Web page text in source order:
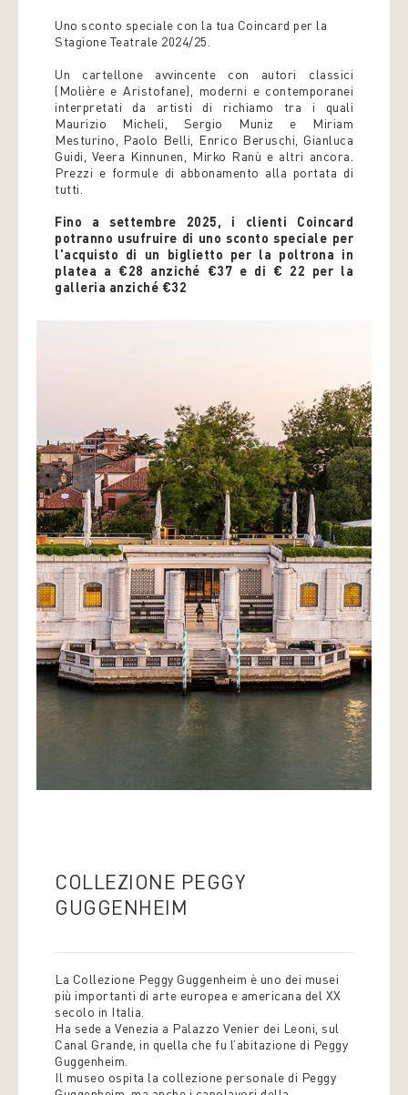
Uno sconto speciale con la tua Coincard per la
Stagione Teatrale 2024/25.
Un cartellone avvincente con autori classici
(Molière e Aristofane), moderni e contemporanei
interpretati da artisti di richiamo tra i quali
Maurizio Micheli, Sergio Muniz e Miriam
Mesturino, Paolo Belli, Enrico Beruschi, Gianluca
Guidi, Veera Kinnunen, Mirko Ranù e altri ancora.
Prezzi e formule di abbonamento alla portata di
tutti.
Fino a settembre 2025, i clienti Coincard
potranno usufruire di uno sconto speciale per
l'acquisto di un biglietto per la poltrona in
platea a €28 anziché €37 e di € 22 per la
galleria anziché €32
COLLEZIONE PEGGY
GUGGENHEIM
La Collezione Peggy Guggenheim è uno dei musei
più importanti di arte europea e americana del XX
secolo in Italia.
Ha sede a Venezia a Palazzo Venier dei Leoni, sul
Canal Grande, in quella che fu l’abitazione di Peggy
Guggenheim.
Il museo ospita la collezione personale di Peggy